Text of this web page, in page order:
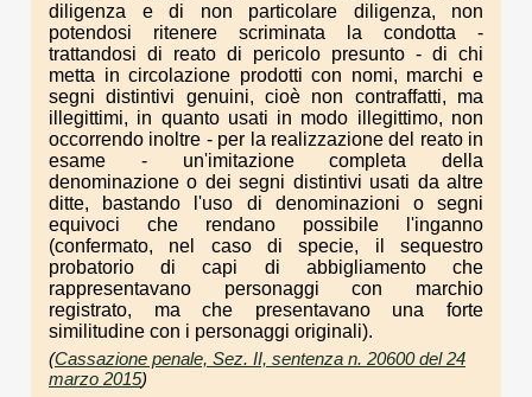
diligenza e di non particolare diligenza, non
potendosi ritenere scriminata la condotta -
trattandosi di reato di pericolo presunto - di chi
metta in circolazione prodotti con nomi, marchi e
segni distintivi genuini, cioè non contraffatti, ma
illegittimi, in quanto usati in modo illegittimo, non
occorrendo inoltre - per la realizzazione del reato in
esame - un'imitazione completa della
denominazione o dei segni distintivi usati da altre
ditte, bastando l'uso di denominazioni o segni
equivoci che rendano possibile l'inganno
(confermato, nel caso di specie, il sequestro
probatorio di capi di abbigliamento che
rappresentavano personaggi con marchio
registrato, ma che presentavano una forte
similitudine con i personaggi originali).
(Cassazione penale, Sez. II, sentenza n. 20600 del 24
marzo 2015)